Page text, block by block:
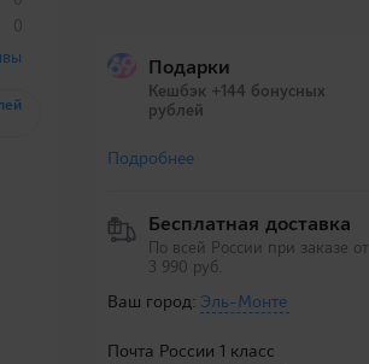
0
Подарки
Кешбэк +144 бонусных
рублей
Подробнее
Бесплатная доставка
По всей России при заказе от
3 990 руб.
Ваш город: Эль-Монте
Почта России 1 класс